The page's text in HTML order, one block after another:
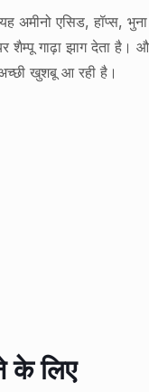
एसिड, हॉप्स,
गाढ़ा झाग देता है।
खुशबू आ रही है।
के लिए